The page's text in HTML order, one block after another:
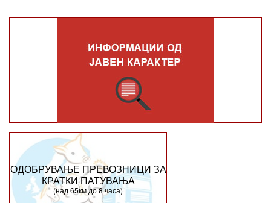
ОДОБРУВАЊЕ ПРЕВОЗНИЦИ ЗА
КРАТКИ ПАТУВАЊА
(над 65км до 8 часа)